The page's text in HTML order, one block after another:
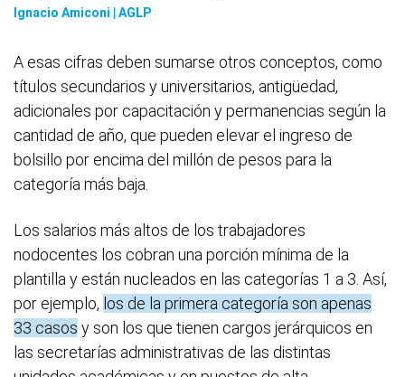
Ignacio Amiconi | AGLP
A esas cifras deben sumarse otros conceptos, como
títulos secundarios y universitarios, antigüedad,
adicionales por capacitación y permanencias según la
cantidad de año, que pueden elevar el ingreso de
bolsillo por encima del millón de pesos para la
categoría más baja.
Los salarios más altos de los trabajadores
nodocentes los cobran una porción mínima de la
plantilla y están nucleados en las categorías 1 a 3. Así,
por ejemplo, los de la primera categoría son apenas
33 casos y son los que tienen cargos jerárquicos en
las secretarías administrativas de las distintas